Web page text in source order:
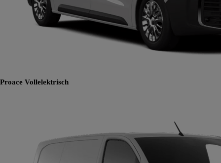
Proace Vollelektrisch